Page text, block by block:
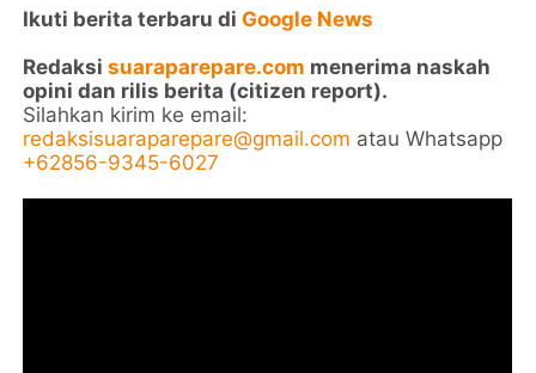
Ikuti berita terbaru diGoogle News
Redaksisuaraparepare.com menerima naskah
opini dan rilis berita (citizen report).
Silahkan kirim ke email:
redaksisuaraparepare@gmail.com atau Whatsapp
+62856-9345-6027